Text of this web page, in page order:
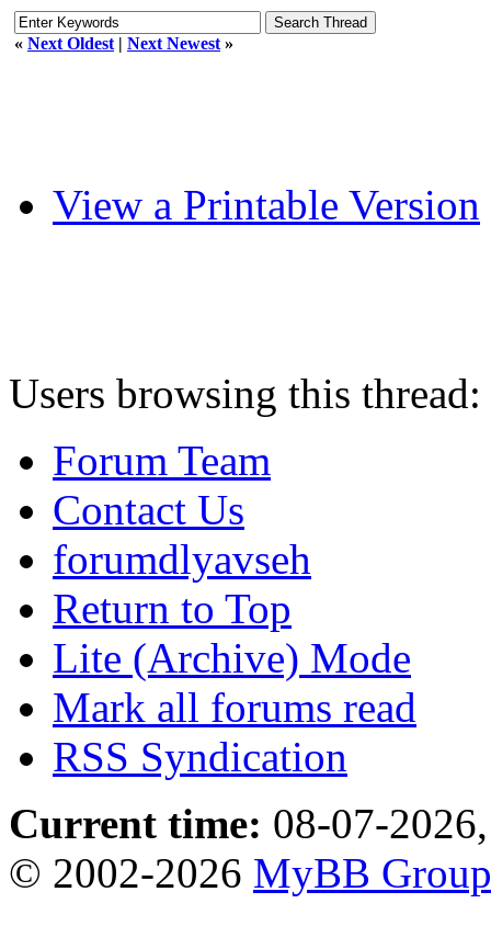
« Next Oldest | Next Newest »
View a Printable Version
Users browsing this
Forum Team
Contact Us
forumdlyavseh
Return to Top
Lite (Archive) Mode
Mark all forums read
RSS Syndication
Current time: 08-07-
© 2002-2026 MyBB Group